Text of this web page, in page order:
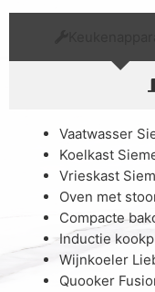
Vaatwasser
Koelkast
Vrieskast
Oven met
Compacte
Inductie
Wijnkoeler
Quooker